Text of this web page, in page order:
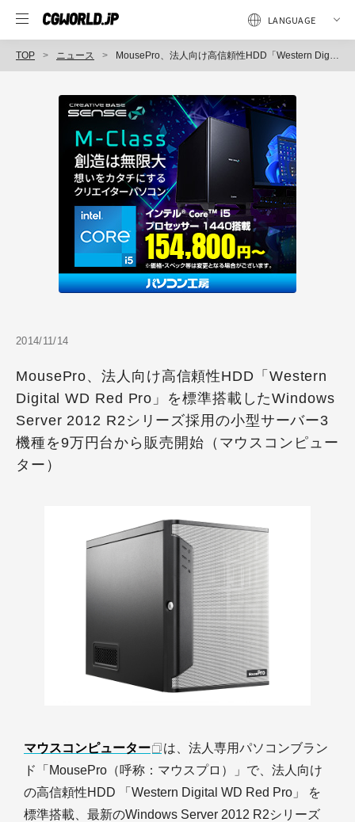
TOP ニュース MousePro、法人向け高信頼性HDD「Western Digital WD Red Pro」を標準搭載したWindows Server 2012 R2シリーズ採用の小型サーバー3機種を9万円台から販売開始（マウスコンピューター）
2014/11/14
MousePro、法人向け高信頼性HDD「Western
Digital WD Red Pro」を標準搭載したWindows
Server 2012 R2シリーズ採用の小型サーバー3
機種を9万円台から販売開始（マウスコンピュー
ター）
マウスコンピューター
は、法人専用パソコンブラン
ド「MousePro（呼称：マウスプロ）」で、法人向け
の高信頼性HDD 「Western Digital WD Red Pro」 を
標準搭載、最新のWindows Server 2012 R2シリーズ